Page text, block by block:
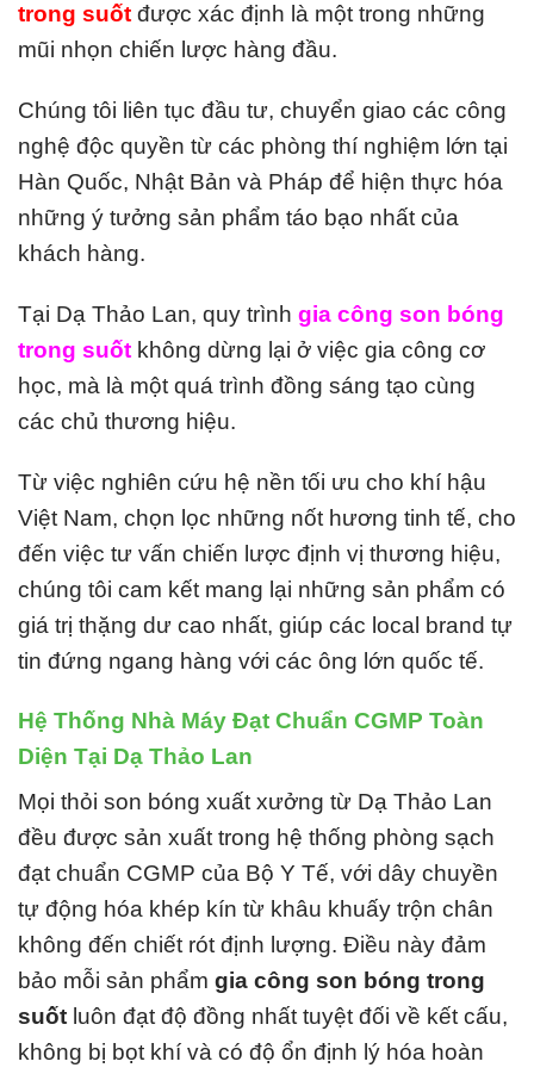
trong suốt được xác định là một trong những
mũi nhọn chiến lược hàng đầu.
Chúng tôi liên tục đầu tư, chuyển giao các công
nghệ độc quyền từ các phòng thí nghiệm lớn tại
Hàn Quốc, Nhật Bản và Pháp để hiện thực hóa
những ý tưởng sản phẩm táo bạo nhất của
khách hàng.
Tại Dạ Thảo Lan, quy trình gia công son bóng
trong suốt không dừng lại ở việc gia công cơ
học, mà là một quá trình đồng sáng tạo cùng
các chủ thương hiệu.
Từ việc nghiên cứu hệ nền tối ưu cho khí hậu
Việt Nam, chọn lọc những nốt hương tinh tế, cho
đến việc tư vấn chiến lược định vị thương hiệu,
chúng tôi cam kết mang lại những sản phẩm có
giá trị thặng dư cao nhất, giúp các local brand tự
tin đứng ngang hàng với các ông lớn quốc tế.
Hệ Thống Nhà Máy Đạt Chuẩn CGMP Toàn
Diện Tại Dạ Thảo Lan
Mọi thỏi son bóng xuất xưởng từ Dạ Thảo Lan
đều được sản xuất trong hệ thống phòng sạch
đạt chuẩn CGMP của Bộ Y Tế, với dây chuyền
tự động hóa khép kín từ khâu khuấy trộn chân
không đến chiết rót định lượng. Điều này đảm
bảo mỗi sản phẩm gia công son bóng trong
suốt luôn đạt độ đồng nhất tuyệt đối về kết cấu,
không bị bọt khí và có độ ổn định lý hóa hoàn